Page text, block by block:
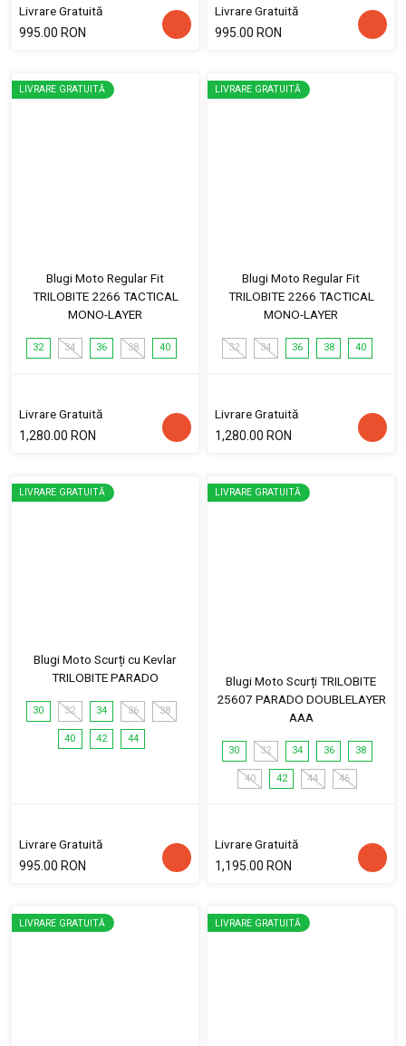
Livrare Gratuită
995.00 RON
Livrare Gratuită
995.00 RON
LIVRARE GRATUITĂ
Blugi Moto Regular Fit
TRILOBITE 2266 TACTICAL
MONO-LAYER
32 34 36 38 40
Livrare Gratuită
1,280.00 RON
LIVRARE GRATUITĂ
Blugi Moto Regular Fit
TRILOBITE 2266 TACTICAL
MONO-LAYER
32 34 36 38 40
Livrare Gratuită
1,280.00 RON
LIVRARE GRATUITĂ
Blugi Moto Scurți cu Kevlar
TRILOBITE PARADO
30 32 34 36 38
40 42 44
Livrare Gratuită
995.00 RON
LIVRARE GRATUITĂ
Blugi Moto Scurți TRILOBITE
25607 PARADO DOUBLELAYER
AAA
30 32 34 36 38
40 42 44 46
Livrare Gratuită
1,195.00 RON
LIVRARE GRATUITĂ LIVRARE GRATUITĂ